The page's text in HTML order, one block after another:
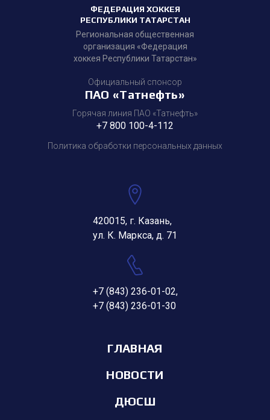
ФЕДЕРАЦИЯ ХОККЕЯ
РЕСПУБЛИКИ ТАТАРСТАН
Региональная общественная
организация «Федерация
хоккея Республики Татарстан»
Официальный спонсор
ПАО «Татнефть»
Горячая линия ПАО «Татнефть»
+7 800 100-4-112
Политика обработки персональных данных
420015, г. Казань,
ул. К. Маркса, д. 71
+7 (843) 236-01-02,
+7 (843) 236-01-30
ГЛАВНАЯ
НОВОСТИ
ДЮСШ